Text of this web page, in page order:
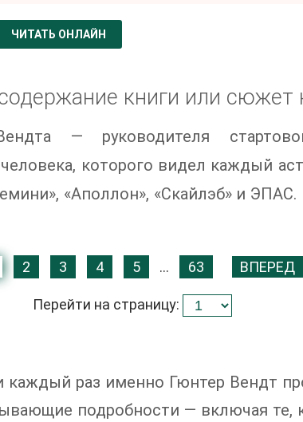
ЧИТАТЬ ОНЛАЙН
книги или сюжет
— руководителя
которого видел каждый
«Аполлон», «Скайлэб» и
2 3 4 5 ... 63 ВПЕРЕД
Перейти на страницу:
раз именно Гюнтер Вендт
подробности — включая